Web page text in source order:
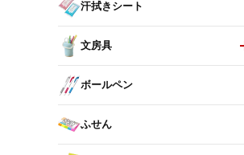
汗拭きシート
文房具
ボールペン
ふせん